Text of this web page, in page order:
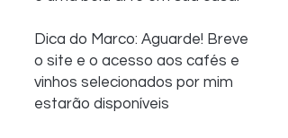
Dica do Marco: Aguarde! Breve
o site e o acesso aos cafés e
vinhos selecionados por mim
estarão disponíveis